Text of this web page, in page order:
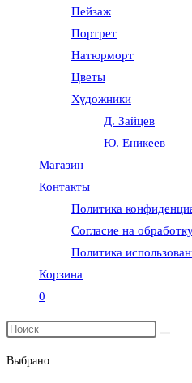
Пейзаж
Портрет
Натюрморт
Цветы
Художники
Д. Зайцев
Ю. Еникеев
Магазин
Контакты
Политика
Согласие на
Политика
Корзина
0
поиск
по
Выбрано: